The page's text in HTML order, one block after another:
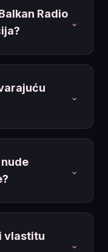
Radio
⌄
⌄
⌄
vlastitu
⌄